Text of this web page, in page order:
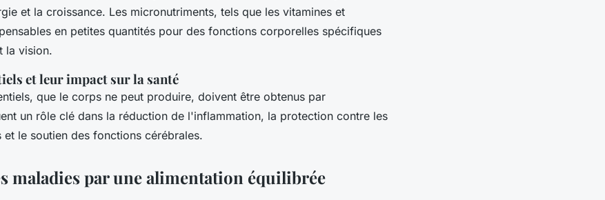
et la croissance. Les micronutriments, tels que les vitamines et
en petites quantités pour des fonctions corporelles spécifiques
la vision.
et leur impact sur la santé
que le corps ne peut produire, doivent être obtenus par
un rôle clé dans la réduction de l'inflammation, la protection contre les
et le soutien des fonctions cérébrales.
maladies par une alimentation équilibrée